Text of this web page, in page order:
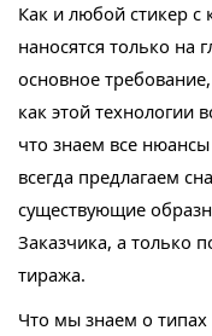
Как и любой стикер
наносятся только на
основное
как этой технологии
что знаем все
всегда предлагаем
существующие
Заказчика, а только
тиража.
Что мы знаем о типах